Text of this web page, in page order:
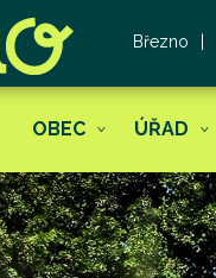
Březno
OBEC ÚŘAD